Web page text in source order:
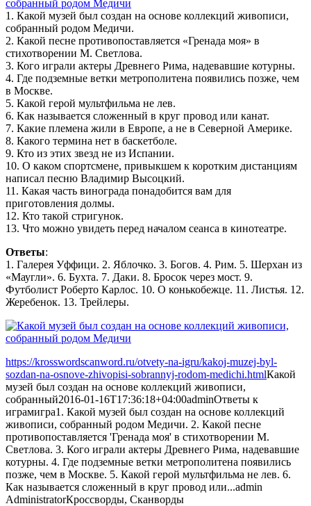
1. Какой музей был создан на основе коллекций живописи,
собранный родом Медичи.
2. Какой песне противопоставляется «Гренада моя» в
стихотворении М. Светлова.
3. Кого играли актеры Древнего Рима, надевавшие котурны.
4. Где подземные ветки метрополитена появились позже, чем
в Москве.
5. Какой герой мультфильма не лев.
6. Как называется сложенный в круг провод или канат.
7. Какие племена жили в Европе, а не в Северной Америке.
8. Какого термина нет в баскетболе.
9. Кто из этих звезд не из Испании.
10. О каком спортсмене, привыкшем к коротким дистанциям
написал песню Владимир Высоцкий.
11. Какая часть винограда понадобится вам для
приготовления долмы.
12. Кто такой стригунок.
13. Что можно увидеть перед началом сеанса в кинотеатре.
Ответы:
1. Галерея Уффици. 2. Яблочко. 3. Богов. 4. Рим. 5. Шерхан из
«Маугли». 6. Бухта. 7. Даки. 8. Бросок через мост. 9.
Футболист Роберто Карлос. 10. О конькобежце. 11. Листья. 12.
Жеребенок. 13. Трейлеры.
https://krosswordscanword.ru/otvety-na-igru/kakoj-muzej-byl-
sozdan-na-osnove-zhivopisi-sobrannyj-rodom-medichi.htmlКакой
музей был создан на основе коллекций живописи,
собранный2016-01-16T17:36:18+04:00adminОтветы к
играмигра1. Какой музей был создан на основе коллекций
живописи, собранный родом Медичи. 2. Какой песне
противопоставляется 'Гренада моя' в стихотворении М.
Светлова. 3. Кого играли актеры Древнего Рима, надевавшие
котурны. 4. Где подземные ветки метрополитена появились
позже, чем в Москве. 5. Какой герой мультфильма не лев. 6.
Как называется сложенный в круг провод или...admin
AdministratorКроссворды, Сканворды